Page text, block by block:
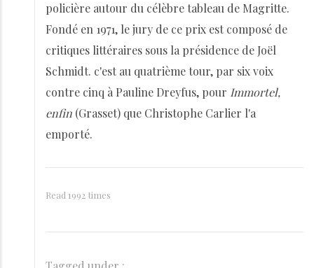
policière autour du célèbre tableau de Magritte.
Fondé en 1971, le jury de ce prix est composé de
critiques littéraires sous la présidence de Joël
Schmidt. c'est au quatrième tour, par six voix
contre cinq à Pauline Dreyfus, pour Immortel,
enfin (Grasset) que Christophe Carlier l'a
emporté.
Read 1992 times